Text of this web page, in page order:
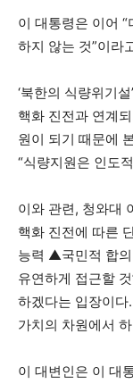
이 대통령은 이어
하지 않는 것”이라
‘북한의 식량위기
핵화 진전과 연계
원이 되기 때문에
“식량지원은 인도
이와 관련, 청와대
핵화 진전에 따른
능력 ▲국민적 합의
유연하게 접근할
하겠다는 입장이
가치의 차원에서
이 대변인은 이 대